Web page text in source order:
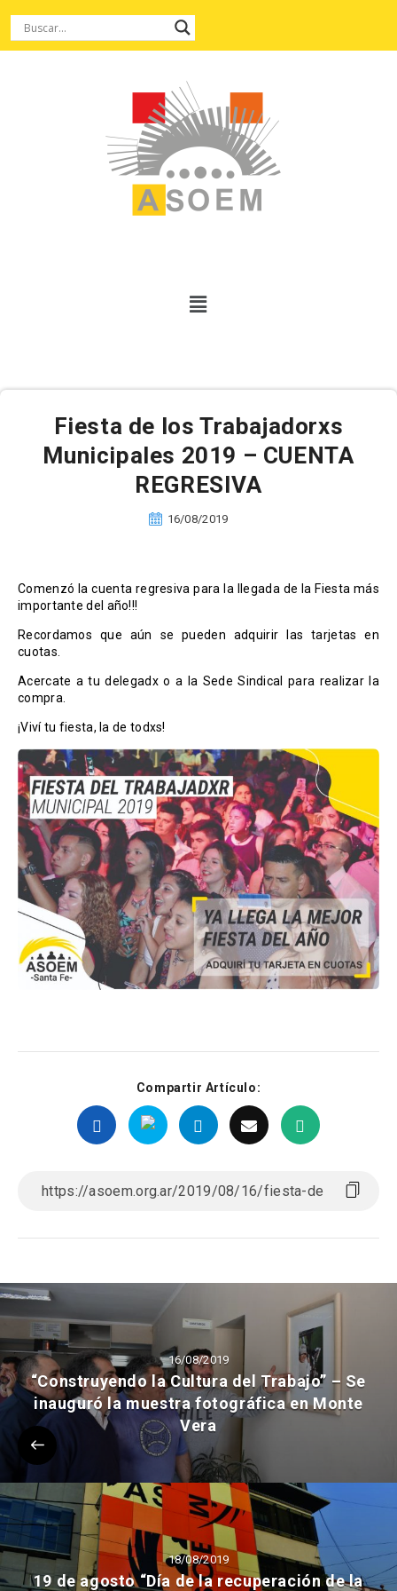
Fiesta de los Trabajadorxs
Municipales 2019 – CUENTA
REGRESIVA
16/08/2019
Comenzó la cuenta regresiva para la llegada de la Fiesta más
importante del año!!!
Recordamos que aún se pueden adquirir las tarjetas en
cuotas.
Acercate a tu delegadx o a la Sede Sindical para realizar la
compra.
¡Viví tu fiesta, la de todxs!
Compartir Artículo:
16/08/2019
“Construyendo la Cultura del Trabajo” – Se
inauguró la muestra fotográfica en Monte
Vera
18/08/2019
19 de agosto “Día de la recuperación de la